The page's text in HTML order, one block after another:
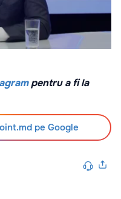
pentru a fi la
pe Google